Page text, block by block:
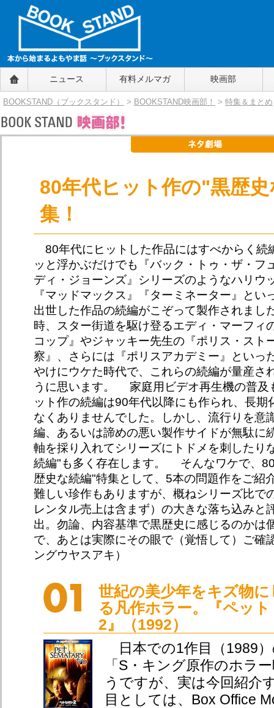
BOOKSTAND（ブックスタンド）
～本から始まるよもやま話～
BOOKSTAND（ブ
ニュース 有料メルマガ 映画部
BOOKSTAND（ブックスタンド） > BOOKSTAND映画部！ > 特集＆まとめ
80年代ヒット作の"黒歴
集！
80年代にヒットした作品にはすべからく続
ッと浮かぶだけでも『バック・トゥ・ザ・フ
ディ・ジョーンズ』シリーズのようなハリウ
『マッドマックス』『ターミネーター』とい
出世した作品の続編がこぞって製作されま
時、スター街道を駆け登るエディ・マーフィ
コップ』やジャッキー先生の『ポリス・スト
察』、さらには『ポリスアカデミー』といっ
やけにウケた時代で、これらの続編が量産さ
うに思います。 家庭用ビデオ再生機の普及
ット作の続編は90年代以降にも作られ、長期
なくありませんでした。しかし、流行りを意
編、あるいは諦めの悪い製作サイドが無駄に
軸を採り入れてシリーズにトドメを刺したり
続編"も多く存在します。 そんなワケで、
歴史な続編"特集として、5本の問題作をご
難しい珍作もありますが、概ねシリーズ比で
レンタル売上は含まず）の大きな落ち込みと
出。勿論、内容基準で黒歴史に感じるのかは
で、あとは実際にその眼で（覚悟して）ご確
ングウヤスアキ）
世紀の美少年をキズ物
る凡作ホラー。『ペッ
2』（1992）
日本での1作目（1989
「S・キング原作のホラ
うですが、実は今回紹介
目としては、Box Office